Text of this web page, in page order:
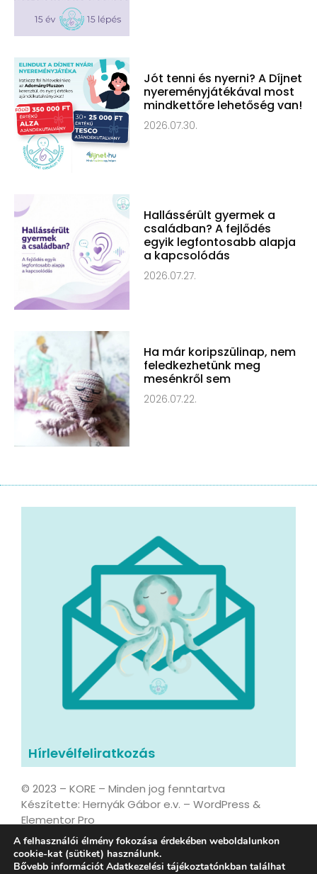
Jót tenni és nyerni? A Díjnet
nyereményjátékával most
mindkettőre lehetőség van!
2026.07.30.
Hallássérült gyermek a
családban? A fejlődés
egyik legfontosabb alapja
a kapcsolódás
2026.07.27.
Ha már koripszülinap, nem
feledkezhetünk meg
mesénkről sem
2026.07.22.
Hírlevélfeliratkozás
© 2023 – KORE – Minden jog fenntartva
Készítette: Hernyák Gábor e.v. – WordPress &
Elementor Pro
A felhasználói élmény fokozása érdekében weboldalunkon
cookie-kat (sütiket) használunk.
Bővebb információt Adatkezelési tájékoztatónkban találhat